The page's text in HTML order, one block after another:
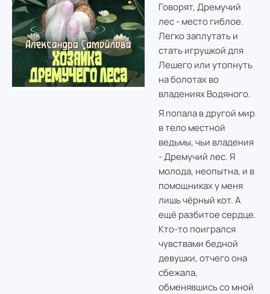
Говорят, Дремучий
лес - место гиблое.
Легко заплутать и
стать игрушкой для
Лешего или утопнуть
на болотах во
владениях Водяного.
Я попала в другой мир
в тело местной
ведьмы, чьи владения
- Дремучий лес. Я
молода, неопытна, и в
помощниках у меня
лишь чёрный кот. А
ещё разбитое сердце.
Кто-то поигрался
чувствами бедной
девушки, отчего она
сбежала,
обменявшись со мной